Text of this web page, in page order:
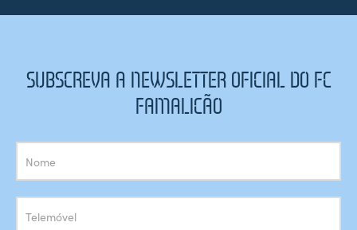
SUBSCREVA A NEWSLETTER OFICIAL DO FC
FAMALICÃO
Subscrição
Newsletter